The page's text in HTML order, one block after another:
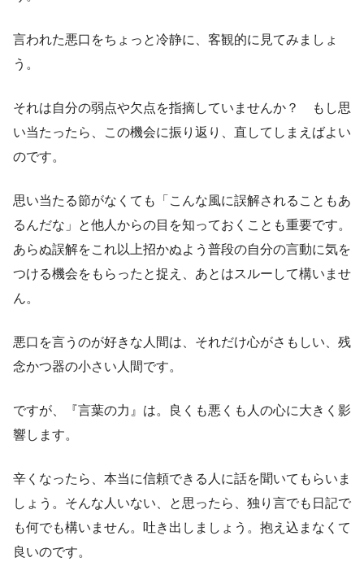
言われた悪口をちょっと冷静に、客観的に見てみましょ
う。
それは自分の弱点や欠点を指摘していませんか？ もし思
い当たったら、この機会に振り返り、直してしまえばよい
のです。
思い当たる節がなくても「こんな風に誤解されることもあ
るんだな」と他人からの目を知っておくことも重要です。
あらぬ誤解をこれ以上招かぬよう普段の自分の言動に気を
つける機会をもらったと捉え、あとはスルーして構いませ
ん。
悪口を言うのが好きな人間は、それだけ心がさもしい、残
念かつ器の小さい人間です。
ですが、『言葉の力』は。良くも悪くも人の心に大きく影
響します。
辛くなったら、本当に信頼できる人に話を聞いてもらいま
しょう。そんな人いない、と思ったら、独り言でも日記で
も何でも構いません。吐き出しましょう。抱え込まなくて
良いのです。